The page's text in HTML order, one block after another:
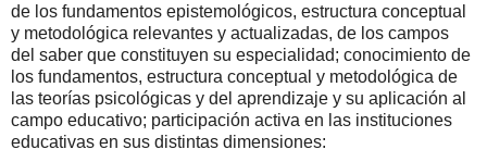
de los fundamentos epistemológicos, estructura conceptual
y metodológica relevantes y actualizadas, de los campos
del saber que constituyen su especialidad; conocimiento de
los fundamentos, estructura conceptual y metodológica de
las teorías psicológicas y del aprendizaje y su aplicación al
campo educativo; participación activa en las instituciones
educativas en sus distintas dimensiones: